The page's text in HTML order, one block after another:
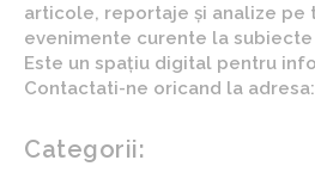
articole, reportaje și analize pe
evenimente curente la
Este un spațiu digital pentru
Contactati-ne oricand la
Categorii: